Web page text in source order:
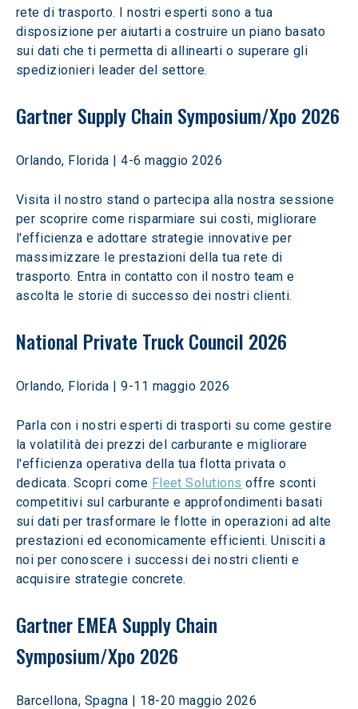
rete di trasporto. I nostri esperti sono a tua
disposizione per aiutarti a costruire un piano basato
sui dati che ti permetta di allinearti o superare gli
spedizionieri leader del settore.
Gartner Supply Chain Symposium/Xpo 2026
Orlando, Florida | 4-6 maggio 2026
Visita il nostro stand o partecipa alla nostra sessione
per scoprire come risparmiare sui costi, migliorare
l'efficienza e adottare strategie innovative per
massimizzare le prestazioni della tua rete di
trasporto. Entra in contatto con il nostro team e
ascolta le storie di successo dei nostri clienti.
National Private Truck Council 2026
Orlando, Florida | 9-11 maggio 2026
Parla con i nostri esperti di trasporti su come gestire
la volatilità dei prezzi del carburante e migliorare
l'efficienza operativa della tua flotta privata o
dedicata. Scopri come Fleet Solutions offre sconti
competitivi sul carburante e approfondimenti basati
sui dati per trasformare le flotte in operazioni ad alte
prestazioni ed economicamente efficienti. Unisciti a
noi per conoscere i successi dei nostri clienti e
acquisire strategie concrete.
Gartner EMEA Supply Chain
Symposium/Xpo 2026
Barcellona, Spagna | 18-20 maggio 2026